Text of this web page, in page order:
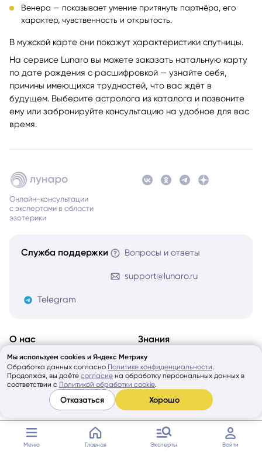
Меню Главная Эксперты Войти
Венера — показывает умение притянуть партнёра, его
характер, чувственность и открытость.
В мужской карте они покажут характеристики спутницы.
На сервисе Lunaro вы можете заказать натальную карту
по дате рождения с расшифровкой — узнайте себя,
причины имеющихся трудностей, что вас ждёт в
будущем. Выберите астролога из каталога и позвоните
ему или забронируйте консультацию на удобное для вас
время.
Мы используем cookies и Яндекс Метрику
Обработка данных согласно Политике конфиденциальности.
Продолжая, вы даёте согласие на обработку персональных данных в
соответствии с Политикой обработки cookie.
Отказаться Хорошо
Онлайн-консультации
с экспертами в области
эзотерики
Служба поддержки Вопросы и ответы
support@lunaro.ru
Telegram
О нас
О сервисе
Гарантии
Мы в СМИ
Знания
Курсы Таро
Гид по Таро Уэйта
Гид по Манаре
Гид по Ошо Дзен
Гид по Ленорман